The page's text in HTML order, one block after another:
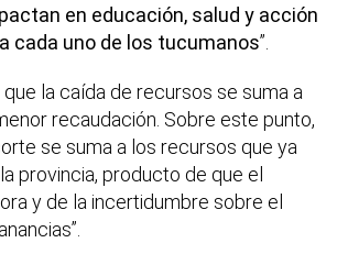
en educación, salud y acción
cada uno de los tucumanos”.
la caída de recursos se suma a
recaudación. Sobre este punto,
se suma a los recursos que ya
provincia, producto de que el
y de la incertidumbre sobre el